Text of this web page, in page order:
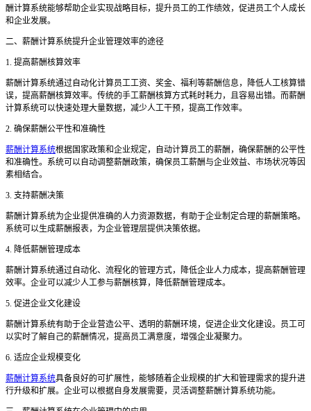
酬计算系统能够帮助企业实现战略目标，提升员工的工作绩效，促进员工个人成长
和企业发展。
二、薪酬计算系统提升企业管理效率的途径
1. 提高薪酬核算效率
薪酬计算系统通过自动化计算员工工资、奖金、福利等薪酬信息，降低人工核算错
误，提高薪酬核算效率。传统的手工薪酬核算方式耗时耗力，且容易出错。而薪酬
计算系统可以快速处理大量数据，减少人工干预，提高工作效率。
2. 确保薪酬公平性和准确性
薪酬计算系统根据国家政策和企业规定，自动计算员工的薪酬，确保薪酬的公平性
和准确性。系统可以自动调整薪酬政策，确保员工薪酬与企业效益、市场状况等因
素相结合。
3. 支持薪酬决策
薪酬计算系统为企业提供准确的人力资源数据，有助于企业制定合理的薪酬策略。
系统可以生成薪酬报表，为企业管理层提供决策依据。
4. 降低薪酬管理成本
薪酬计算系统通过自动化、流程化的管理方式，降低企业人力成本，提高薪酬管理
效率。企业可以减少人工参与薪酬核算，降低薪酬管理成本。
5. 促进企业文化建设
薪酬计算系统有助于企业营造公平、透明的薪酬环境，促进企业文化建设。员工可
以实时了解自己的薪酬情况，提高员工满意度，增强企业凝聚力。
6. 适应企业规模变化
薪酬计算系统具备良好的可扩展性，能够随着企业规模的扩大和管理需求的提升进
行升级和扩展。企业可以根据自身发展需要，灵活调整薪酬计算系统功能。